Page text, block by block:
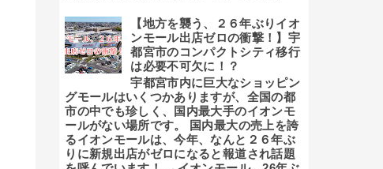
【地方を襲う、２６年ぶりイオ
ンモール出店ゼロの衝撃！】宇
都宮市のコンパクトシティ移行
は必要不可欠に！？
宇都宮市内に巨大なショッピン
グモールはいくつかありますが、全国の都
市の中でも珍しく、国内最大手のイオンモ
ールがない場所です。 国内最大の売上を誇
るイオンモールは、今年、なんと２６年ぶ
りに新規出店がゼロになると報道され話題